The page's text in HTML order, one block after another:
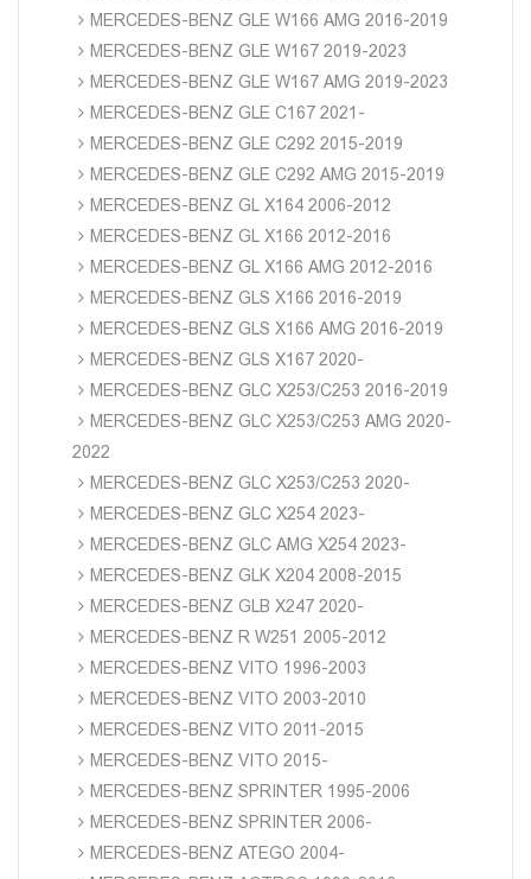
MERCEDES-BENZ GLE W166 AMG 2016-2019
MERCEDES-BENZ GLE W167 2019-2023
MERCEDES-BENZ GLE W167 AMG 2019-2023
MERCEDES-BENZ GLE C167 2021-
MERCEDES-BENZ GLE C292 2015-2019
MERCEDES-BENZ GLE C292 AMG 2015-2019
MERCEDES-BENZ GL X164 2006-2012
MERCEDES-BENZ GL X166 2012-2016
MERCEDES-BENZ GL X166 AMG 2012-2016
MERCEDES-BENZ GLS X166 2016-2019
MERCEDES-BENZ GLS X166 AMG 2016-2019
MERCEDES-BENZ GLS X167 2020-
MERCEDES-BENZ GLC X253/C253 2016-2019
MERCEDES-BENZ GLC X253/C253 AMG 2020-
2022
MERCEDES-BENZ GLC X253/C253 2020-
MERCEDES-BENZ GLC X254 2023-
MERCEDES-BENZ GLC AMG X254 2023-
MERCEDES-BENZ GLK X204 2008-2015
MERCEDES-BENZ GLB X247 2020-
MERCEDES-BENZ R W251 2005-2012
MERCEDES-BENZ VITO 1996-2003
MERCEDES-BENZ VITO 2003-2010
MERCEDES-BENZ VITO 2011-2015
MERCEDES-BENZ VITO 2015-
MERCEDES-BENZ SPRINTER 1995-2006
MERCEDES-BENZ SPRINTER 2006-
MERCEDES-BENZ ATEGO 2004-